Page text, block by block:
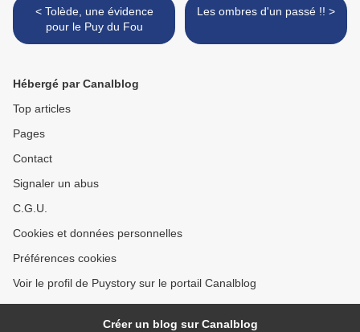
< Tolède, une évidence
pour le Puy du Fou
Les ombres d'un passé !! >
Hébergé par Canalblog
Top articles
Pages
Contact
Signaler un abus
C.G.U.
Cookies et données personnelles
Préférences cookies
Voir le profil de Puystory sur le portail Canalblog
Créer un blog sur Canalblog